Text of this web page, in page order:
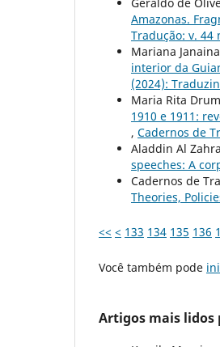
Geraldo de
Amazonas.
Tradução: v. 44
Mariana
interior da
(2024):
Maria Rita
1910 e 1911:
, Cadernos de
Aladdin Al
speeches: A
Cadernos de
Theories,
<< < 133 134 135 136
Você também pode
Artigos mais lidos